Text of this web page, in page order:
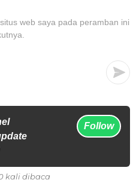
web saya pada peramban ini
Follow
kali dibaca